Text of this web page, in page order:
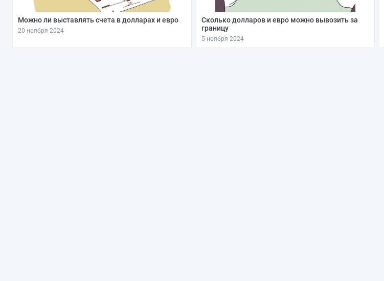
Можно ли выставлять счета в долларах и евро
20 ноября 2024
Сколько долларов и евро можно вывозить за
границу
5 ноября 2024